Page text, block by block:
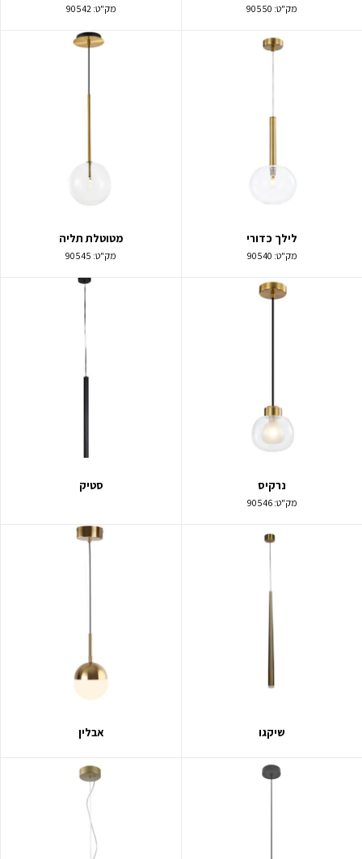
מק"ט: 90550 מק"ט:90542
לילך כדורי
מק"ט: 90540
מטוטלת תליה
מק"ט: 90545
נרקיס
מק"ט:90546
סטיק
שיקגו אבלין